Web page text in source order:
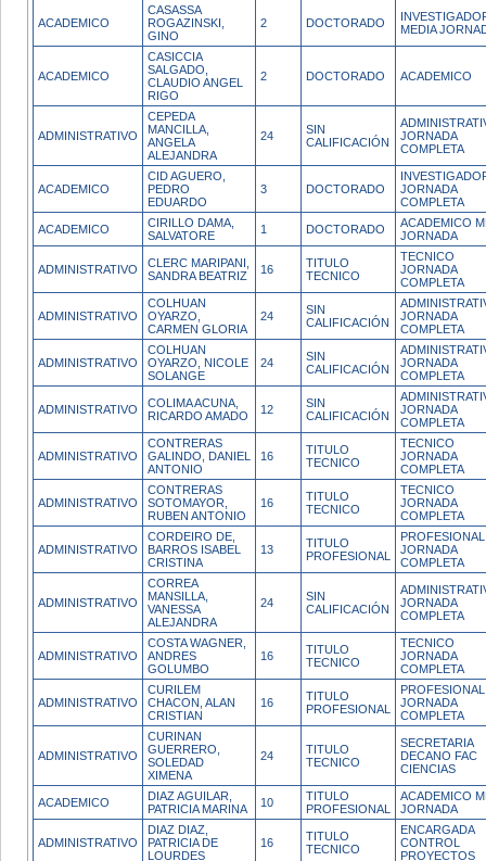
ACADEMICO
CASASSA
ROGAZINSKI,
GINO
2 DOCTORADO
MEDIA
ACADEMICO
CASICCIA
SALGADO,
CLAUDIO ANGEL
RIGO
2 DOCTORADO ACADEMICO
ADMINISTRATIVO
CEPEDA
MANCILLA,
ANGELA
ALEJANDRA
24
SIN
CALIFICACIÓN
JORNADA
COMPLETA
ACADEMICO
CID AGUERO,
PEDRO
EDUARDO
3 DOCTORADO
JORNADA
COMPLETA
ACADEMICO
CIRILLO DAMA,
SALVATORE
1 DOCTORADO
ACADEMICO
JORNADA
ADMINISTRATIVO
CLERC MARIPANI,
SANDRA BEATRIZ
16
TITULO
TECNICO
TECNICO
JORNADA
COMPLETA
ADMINISTRATIVO
COLHUAN
OYARZO,
CARMEN GLORIA
24
SIN
CALIFICACIÓN
JORNADA
COMPLETA
ADMINISTRATIVO
COLHUAN
OYARZO, NICOLE
SOLANGE
24
SIN
CALIFICACIÓN
JORNADA
COMPLETA
ADMINISTRATIVO
COLIMA ACUNA,
RICARDO AMADO
12
SIN
CALIFICACIÓN
JORNADA
COMPLETA
ADMINISTRATIVO
CONTRERAS
GALINDO, DANIEL
ANTONIO
16
TITULO
TECNICO
TECNICO
JORNADA
COMPLETA
ADMINISTRATIVO
CONTRERAS
SOTOMAYOR,
RUBEN ANTONIO
16
TITULO
TECNICO
TECNICO
JORNADA
COMPLETA
ADMINISTRATIVO
CORDEIRO DE,
BARROS ISABEL
CRISTINA
13
TITULO
PROFESIONAL
PROFESIONAL
JORNADA
COMPLETA
ADMINISTRATIVO
CORREA
MANSILLA,
VANESSA
ALEJANDRA
24
SIN
CALIFICACIÓN
JORNADA
COMPLETA
ADMINISTRATIVO
COSTA WAGNER,
ANDRES
GOLUMBO
16
TITULO
TECNICO
TECNICO
JORNADA
COMPLETA
ADMINISTRATIVO
CURILEM
CHACON, ALAN
CRISTIAN
16
TITULO
PROFESIONAL
PROFESIONAL
JORNADA
COMPLETA
ADMINISTRATIVO
CURINAN
GUERRERO,
SOLEDAD
XIMENA
24
TITULO
TECNICO
SECRETARIA
DECANO FAC
CIENCIAS
ACADEMICO
DIAZ AGUILAR,
PATRICIA MARINA
10
TITULO
PROFESIONAL
ACADEMICO
JORNADA
ADMINISTRATIVO
DIAZ DIAZ,
PATRICIA DE
LOURDES
16
TITULO
TECNICO
ENCARGADA
CONTROL
PROYECTOS